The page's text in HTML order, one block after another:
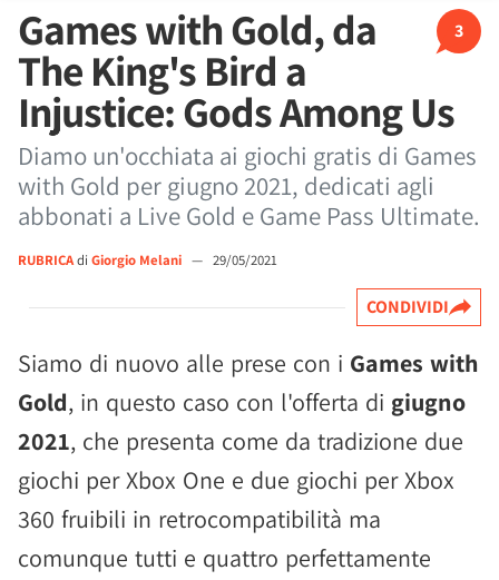
3
Games with Gold, da
The King's Bird a
Injustice: Gods Among Us
Diamo un'occhiata ai giochi gratis di Games
with Gold per giugno 2021, dedicati agli
abbonati a Live Gold e Game Pass Ultimate.
RUBRICAdi Giorgio Melani — 29/05/2021
CONDIVIDI
Siamo di nuovo alle prese con i Games with
Gold, in questo caso con l'offerta di giugno
2021, che presenta come da tradizione due
giochi per Xbox One e due giochi per Xbox
360 fruibili in retrocompatibilità ma
comunque tutti e quattro perfettamente